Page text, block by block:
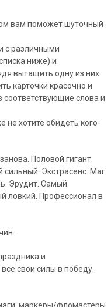
вам поможет шуточный
с различными
ниже) и
вытащить одну из них.
карточки красочно и
слова и
не хотите обидеть кого-
Половой гигант.
Экстрасенс. Маг
Эрудит. Самый
ловкий. Профессионал в
и
свои силы в победу.